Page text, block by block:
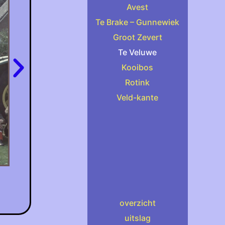
Avest
Te Brake – Gunnewiek
Groot Zevert
Te Veluwe
Kooibos
Rotink
Veld-kante
overzicht
uitslag